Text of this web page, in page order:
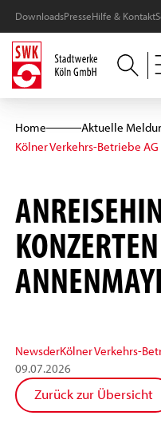
DownloadsPresseHilfe & Kontakt
Home
Aktuelle
Kölner Verkehrs-Betriebe AG
NewsderKölner Verkehrs-
09.07.2026
Zurück zur Übersicht